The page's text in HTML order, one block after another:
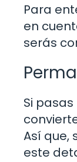
Para
en
serás
Si
Así que,
este